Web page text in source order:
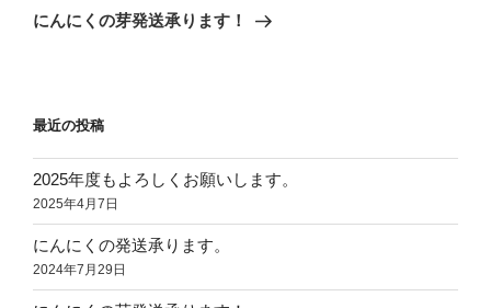
ゲ
ン
稿
の
にんにくの芽発送承ります！
最近の投稿
2025年度もよろしくお願いします。
2025年4月7日
にんにくの発送承ります。
2024年7月29日